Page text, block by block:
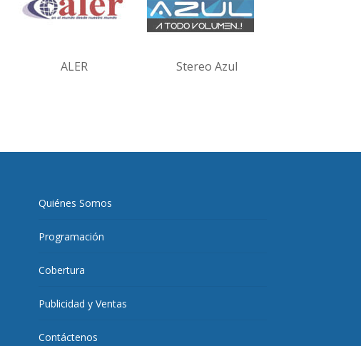
ALER Stereo Azul
Quiénes Somos
Programación
Cobertura
Publicidad y Ventas
Contáctenos